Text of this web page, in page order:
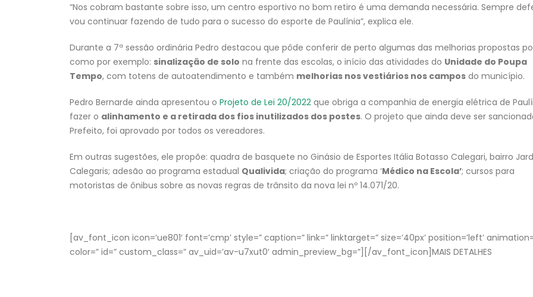
“Nos cobram bastante sobre isso, um centro esportivo no bom retiro é uma demanda necessária. Sempre
vou continuar fazendo de tudo para o sucesso do esporte de Paulínia”, explica ele.
Durante a 7ª sessão ordinária Pedro destacou que pôde conferir de perto algumas das melhorias propostas
como por exemplo: sinalização de solo na frente das escolas, o início das atividades do Unidade do Poupa
Tempo, com totens de autoatendimento e também melhorias nos vestiários nos campos do município.
Pedro Bernarde ainda apresentou o Projeto de Lei 20/2022 que obriga a companhia de energia elétrica de
fazer o alinhamento e a retirada dos fios inutilizados dos postes. O projeto que ainda deve ser
Prefeito, foi aprovado por todos os vereadores.
Em outras sugestões, ele propõe: quadra de basquete no Ginásio de Esportes Itália Botasso Calegari, bairro
Calegaris; adesão ao programa estadual Qualivida; criação do programa ‘Médico na Escola’; cursos para
motoristas de ônibus sobre as novas regras de trânsito da nova lei nº 14.071/20.
[av_font_icon icon=’ue801′ font=’cmp’ style=” caption=” link=” linktarget=” size=’40px’ position=’left’
color=” id=” custom_class=” av_uid=’av-u7xut0′ admin_preview_bg=”][/av_font_icon]MAIS DETALHES